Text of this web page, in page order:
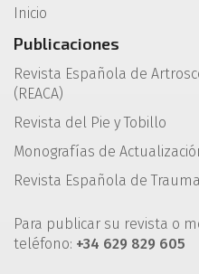
Inicio
Publicaciones
Revista Española de
(REACA)
Revista del Pie y Tobillo
Monografías de
Revista Española de
Para publicar su revista o
teléfono: +34 629 829 605